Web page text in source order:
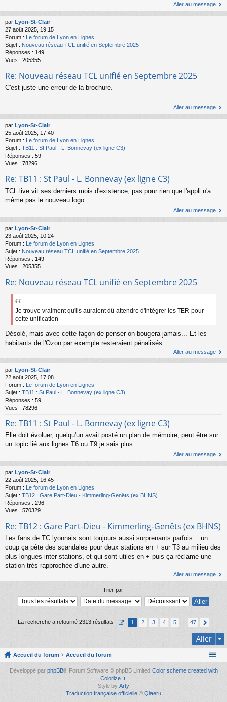
Aller au message
par Lyon-St-Clair
27 août 2025, 19:15
Forum : Le forum de Lyon en Lignes
Sujet : Nouveau réseau TCL unifié en Septembre 2025
Réponses : 149
Vues : 205355
Re: Nouveau réseau TCL unifié en Septembre 2025
C'est juste une erreur de la brochure.
Aller au message
par Lyon-St-Clair
25 août 2025, 17:40
Forum : Le forum de Lyon en Lignes
Sujet : TB11 : St Paul - L. Bonnevay (ex ligne C3)
Réponses : 59
Vues : 78296
Re: TB11 : St Paul - L. Bonnevay (ex ligne C3)
TCL live vit ses derniers mois d'existence, pas pour rien que l'appli n'a
même pas le nouveau logo...
Aller au message
par Lyon-St-Clair
23 août 2025, 10:24
Forum : Le forum de Lyon en Lignes
Sujet : Nouveau réseau TCL unifié en Septembre 2025
Réponses : 149
Vues : 205355
Re: Nouveau réseau TCL unifié en Septembre 2025
Je trouve vraiment qu'ils auraient dû attendre d'intégrer les TER pour
cette unification
Désolé, mais avec cette façon de penser on bougera jamais... Et les
habitants de l'Ozon par exemple resteraient pénalisés.
Aller au message
par Lyon-St-Clair
22 août 2025, 17:08
Forum : Le forum de Lyon en Lignes
Sujet : TB11 : St Paul - L. Bonnevay (ex ligne C3)
Réponses : 59
Vues : 78296
Re: TB11 : St Paul - L. Bonnevay (ex ligne C3)
Elle doit évoluer, quelqu'un avait posté un plan de mémoire, peut être sur
un topic lié aux lignes T6 ou T9 je sais plus.
Aller au message
par Lyon-St-Clair
22 août 2025, 16:45
Forum :
Le forum de Lyon en Lignes
Sujet : TB12 : Gare Part-Dieu - Kimmerling-Genêts (ex BHNS)
Réponses : 296
Vues : 570329
Re: TB12 : Gare Part-Dieu - Kimmerling-Genêts (ex BHNS)
Les fans de TC lyonnais sont toujours aussi surprenants parfois... un
coup ça pète des scandales pour deux stations en + sur T3 au milieu des
plus longues inter-stations, et qui sont utiles en + puis ça réclame une
station très rapprochée d'une autre.
Aller au message
Trier par
La recherche a retourné 2313 résultats 1 2 3 4 5 47
Aller
Accueil du forum Accueil du forum
Développé par phpBB® Forum Software © phpBB Limited Color scheme created with
Colorize It
Style by Arty
Traduction française officielle © Qiaeru